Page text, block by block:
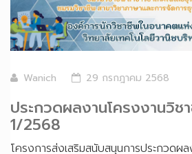
Wanich 29 กรกฎาคม 2568
ประกวดผลงานโครงงานวิช
1/2568
โครงการส่งเสริมสนับสนุนการประกวดผ